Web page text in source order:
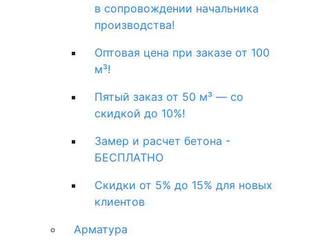
в сопровождении начальника
производства!
Оптовая цена при заказе от 100
м³!
Пятый заказ от 50 м³ — со
скидкой до 10%!
Замер и расчет бетона -
БЕСПЛАТНО
Скидки от 5% до 15% для новых
клиентов
Арматура